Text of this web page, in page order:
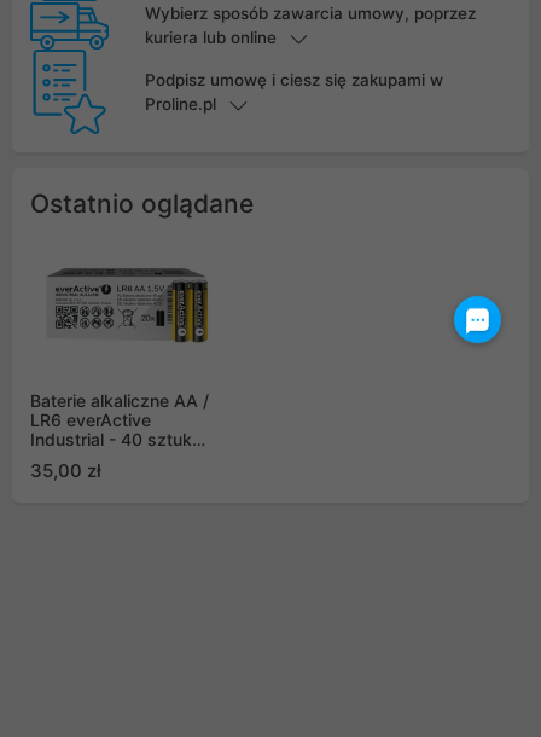
Wybierz sposób zawarcia umowy, poprzez
kuriera lub online
Podpisz umowę i ciesz się zakupami w
Proline.pl
Ostatnio oglądane
Baterie alkaliczne AA /
LR6 everActive
Industrial - 40 sztuk
shrink po 2 sztuki)
35,00 zł